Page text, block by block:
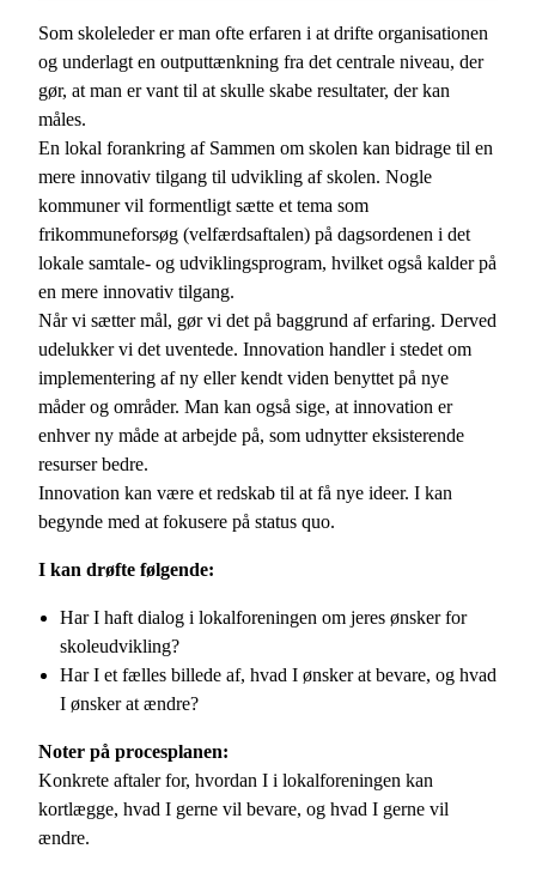
Som skoleleder er man ofte erfaren i at drifte organisationen
og underlagt en outputtænkning fra det centrale niveau, der
gør, at man er vant til at skulle skabe resultater, der kan
måles.
En lokal forankring af Sammen om skolen kan bidrage til en
mere innovativ tilgang til udvikling af skolen. Nogle
kommuner vil formentligt sætte et tema som
frikommuneforsøg (velfærdsaftalen) på dagsordenen i det
lokale samtale- og udviklingsprogram, hvilket også kalder på
en mere innovativ tilgang.
Når vi sætter mål, gør vi det på baggrund af erfaring. Derved
udelukker vi det uventede. Innovation handler i stedet om
implementering af ny eller kendt viden benyttet på nye
måder og områder. Man kan også sige, at innovation er
enhver ny måde at arbejde på, som udnytter eksisterende
resurser bedre.
Innovation kan være et redskab til at få nye ideer. I kan
begynde med at fokusere på status quo.
I kan drøfte følgende:
Har I haft dialog i lokalforeningen om jeres ønsker for
skoleudvikling?
Har I et fælles billede af, hvad I ønsker at bevare, og hvad
I ønsker at ændre?
Noter på procesplanen:
Konkrete aftaler for, hvordan I i lokalforeningen kan
kortlægge, hvad I gerne vil bevare, og hvad I gerne vil
ændre.